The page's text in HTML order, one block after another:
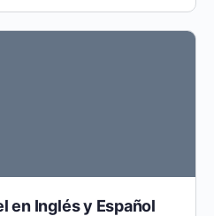
en Inglés y Español